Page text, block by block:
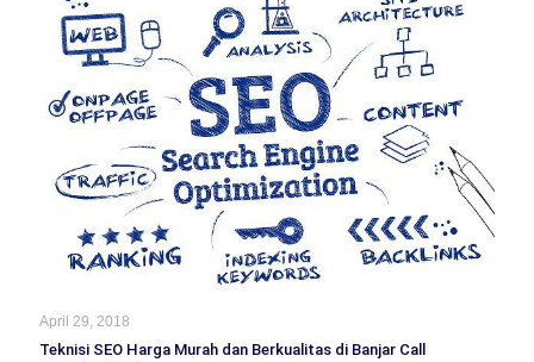
April 29, 2018
Teknisi SEO Harga Murah dan Berkualitas di Banjar Call